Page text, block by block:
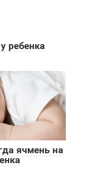
ребенка
ячмень на